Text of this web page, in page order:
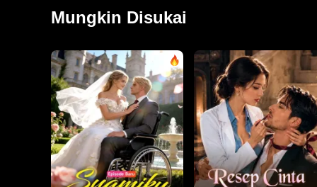
perasaannya yang sebenarnya, yang pada
Mungkin Disukai